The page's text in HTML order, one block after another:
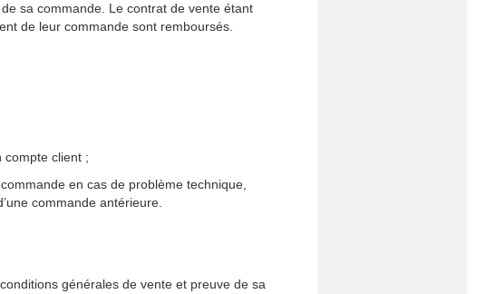
sa commande. Le contrat de vente étant
de leur commande sont remboursés.
compte client ;
en cas de problème technique,
commande antérieure.
générales de vente et preuve de sa